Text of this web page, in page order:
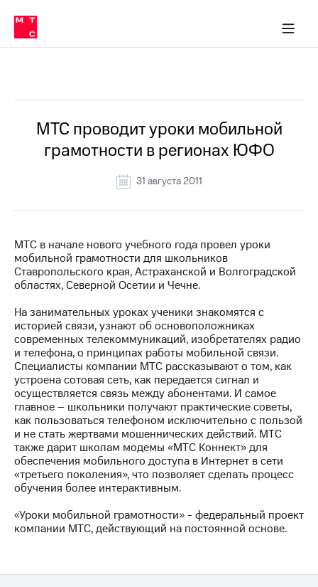
Медиа-центр
и акционерам
Устойчивое развитие
Комплаенс и деловая этика
компании
Карьера
История
компании
Руководство
Контакты
Медиа-центр
релизы
МТС
о технологиях
Достижения
Интервью
Финансовая
отчетность
Контакты
в
регионе
Корпоративное
в МТС
Пресс-
релизы
о технологиях
МТС проводит уроки мобильной
грамотности в регионах ЮФО
31 августа 2011
МТС в начале нового учебного года провел уроки
мобильной грамотности для школьников
Ставропольского края, Астраханской и Волгоградской
областях, Северной Осетии и Чечне.
На занимательных уроках ученики знакомятся с
историей связи, узнают об основоположниках
современных телекоммуникаций, изобретателях радио
и телефона, о принципах работы мобильной связи.
Специалисты компании МТС рассказывают о том, как
устроена сотовая сеть, как передается сигнал и
осуществляется связь между абонентами. И самое
главное – школьники получают практические советы,
как пользоваться телефоном исключительно с пользой
и не стать жертвами мошеннических действий. МТС
также дарит школам модемы «МТС Коннект» для
обеспечения мобильного доступа в Интернет в сети
«третьего поколения», что позволяет сделать процесс
обучения более интерактивным.
«Уроки мобильной грамотности» - федеральный проект
компании МТС, действующий на постоянной основе.